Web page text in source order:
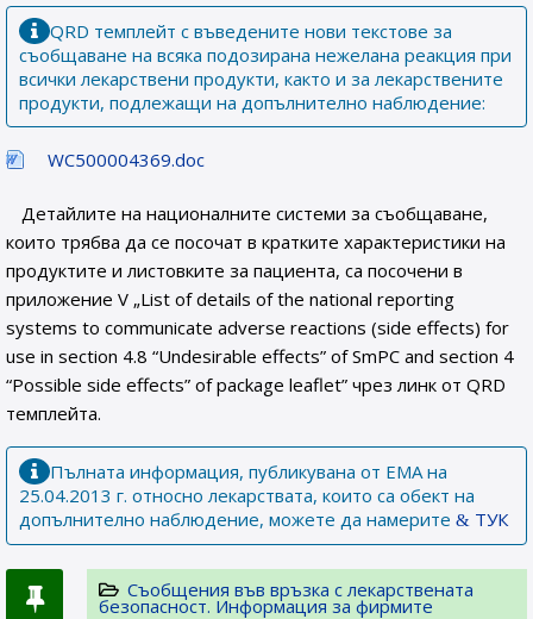
QRD темплейт с въведените нови текстове за
съобщаване на всяка подозирана нежелана реакция при
всички лекарствени продукти, както и за лекарствените
продукти, подлежащи на допълнително наблюдение:
WC500004369.doc
Детайлите на националните системи за съобщаване,
които трябва да се посочат в кратките характеристики на
продуктите и листовките за пациента, са посочени в
приложение V „List of details of the national reporting
systems to communicate adverse reactions (side effects) for
use in section 4.8 “Undesirable effects” of SmPC and section 4
“Possible side effects” of package leaflet” чрез линк от QRD
темплейта.
Пълната информация, публикувана от ЕМА на
25.04.2013 г. относно лекарствата, които са обект на
допълнително наблюдение, можете да намерите
ТУК
Съобщения във връзка с лекарствената
безопасност. Информация за фирмите